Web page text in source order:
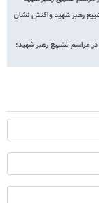
رهبر شهید واکنش نشان
مراسم تشییع رهبر شهید؛